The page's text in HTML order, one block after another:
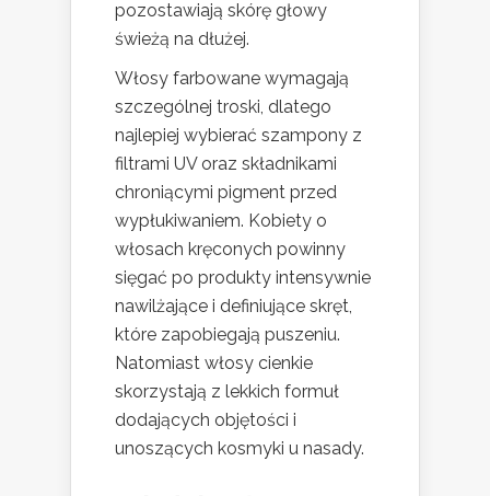
pozostawiają skórę głowy
świeżą na dłużej.
Włosy farbowane wymagają
szczególnej troski, dlatego
najlepiej wybierać szampony z
filtrami UV oraz składnikami
chroniącymi pigment przed
wypłukiwaniem. Kobiety o
włosach kręconych powinny
sięgać po produkty intensywnie
nawilżające i definiujące skręt,
które zapobiegają puszeniu.
Natomiast włosy cienkie
skorzystają z lekkich formuł
dodających objętości i
unoszących kosmyki u nasady.